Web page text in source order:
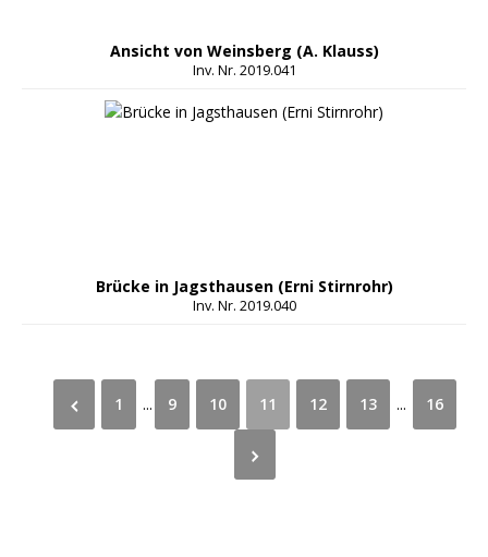
Ansicht von Weinsberg (A. Klauss)
Inv. Nr. 2019.041
Brücke in Jagsthausen (Erni Stirnrohr)
Inv. Nr. 2019.040
1 ... 9 10 11 12 13 ... 16